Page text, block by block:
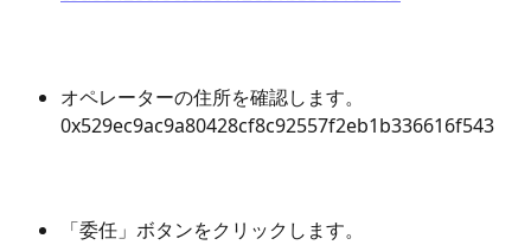
オペレーターの住所を確認します。
0x529ec9ac9a80428cf8c92557f2eb1b336616f543
「委任」ボタンをクリックします。